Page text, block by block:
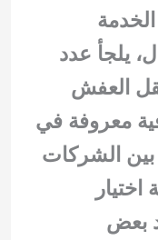
يلجأ عدد
العفش
معروفة في
بين الشركات
بعض